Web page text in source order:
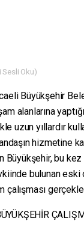
Sesli Oku)
Büyükşehir
alanlarına
uzun yıllardır
hizmetine
Büyükşehir, bu
bulunan eski
çalışması